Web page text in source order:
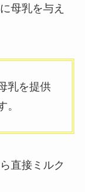
母乳を与え
乳を提供
直接ミルク